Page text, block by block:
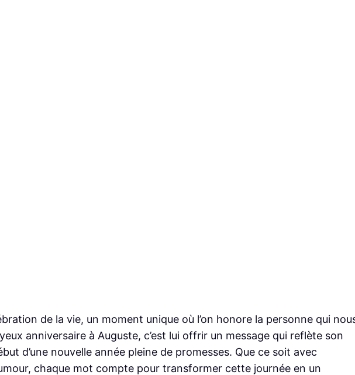
de la vie, un moment unique où l’on honore la personne qui
anniversaire à Auguste, c’est lui offrir un message qui reflète son
d’une nouvelle année pleine de promesses. Que ce soit avec
chaque mot compte pour transformer cette journée en un